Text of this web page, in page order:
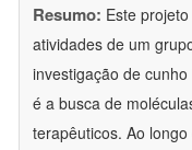
Resumo: Este
atividades de um
investigação de
é a busca de
terapêuticos. Ao